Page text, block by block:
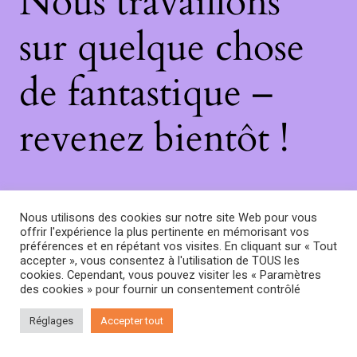
sur quelque chose
de fantastique –
revenez bientôt !
Nous utilisons des cookies sur notre site Web pour vous
offrir l'expérience la plus pertinente en mémorisant vos
préférences et en répétant vos visites. En cliquant sur « Tout
accepter », vous consentez à l'utilisation de TOUS les
cookies. Cependant, vous pouvez visiter les « Paramètres
des cookies » pour fournir un consentement contrôlé
Réglages Accepter tout